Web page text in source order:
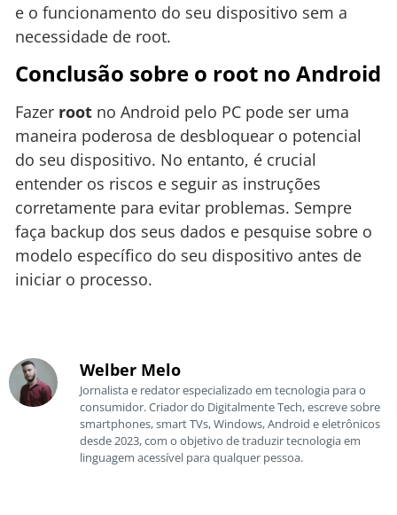
e o funcionamento do seu dispositivo sem a
necessidade de root.
Conclusão sobre o root no Android
Fazer root no Android pelo PC pode ser uma
maneira poderosa de desbloquear o potencial
do seu dispositivo. No entanto, é crucial
entender os riscos e seguir as instruções
corretamente para evitar problemas. Sempre
faça backup dos seus dados e pesquise sobre o
modelo específico do seu dispositivo antes de
iniciar o processo.
Welber Melo
Jornalista e redator especializado em tecnologia para o
consumidor. Criador do Digitalmente Tech, escreve sobre
smartphones, smart TVs, Windows, Android e eletrônicos
desde 2023, com o objetivo de traduzir tecnologia em
linguagem acessível para qualquer pessoa.